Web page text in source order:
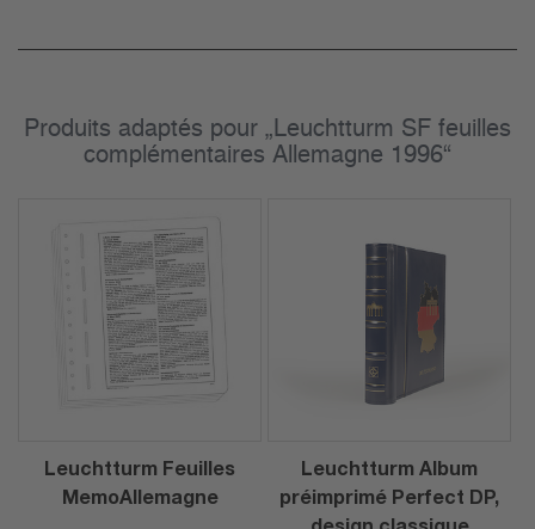
Produits adaptés pour „Leuchtturm SF feuilles
complémentaires Allemagne 1996“
Leuchtturm Feuilles
MemoAllemagne
Leuchtturm Album
préimprimé Perfect DP,